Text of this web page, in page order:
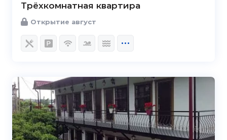
Трёхкомнатная квартира
Открытие август